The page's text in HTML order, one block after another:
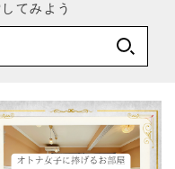
てみよう